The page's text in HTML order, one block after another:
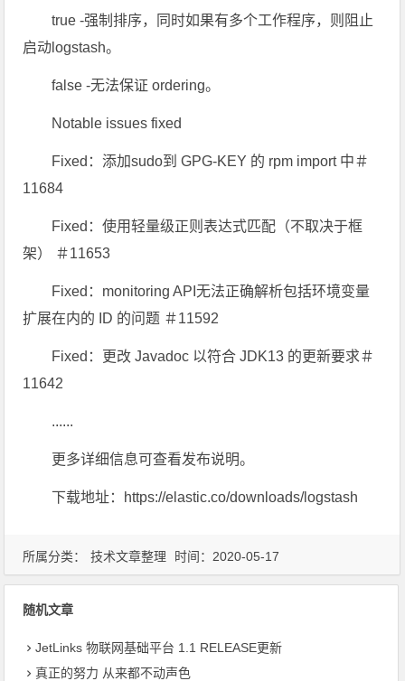
true -强制排序，同时如果有多个工作程序，则阻止
启动logstash。
false -无法保证 ordering。
Notable issues fixed
Fixed：添加sudo到 GPG-KEY 的 rpm import 中＃
11684
Fixed：使用轻量级正则表达式匹配（不取决于框
架） ＃11653
Fixed：monitoring API无法正确解析包括环境变量
扩展在内的 ID 的问题 ＃11592
Fixed：更改 Javadoc 以符合 JDK13 的更新要求＃
11642
......
更多详细信息可查看发布说明。
下载地址：https://elastic.co/downloads/logstash
所属分类： 技术文章整理 时间：2020-05-17
随机文章
JetLinks 物联网基础平台 1.1 RELEASE更新
真正的努力 从来都不动声色